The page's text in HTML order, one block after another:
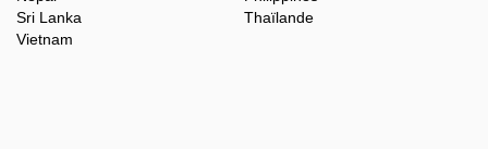
Sri Lanka
Thaïlande
Vietnam